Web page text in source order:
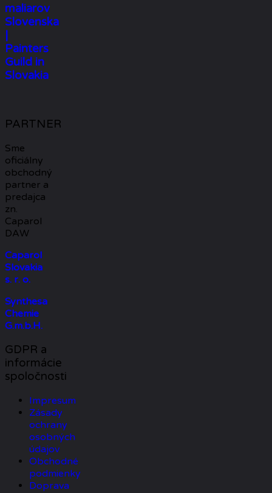
maliarov
Slovenska
Painters
Guild in
Slovakia
PARTNER
Sme
oficiálny
obchodný
partner a
predajca
zn.
Caparol
DAW
Caparol
Slovakia
s. r. o.
Synthesa
Chemie
G.m.b.H.
GDPR a
informácie
spoločnosti
Impresum
Zásady
ochrany
osobných
údajov
Obchodné
podmienky
Doprava